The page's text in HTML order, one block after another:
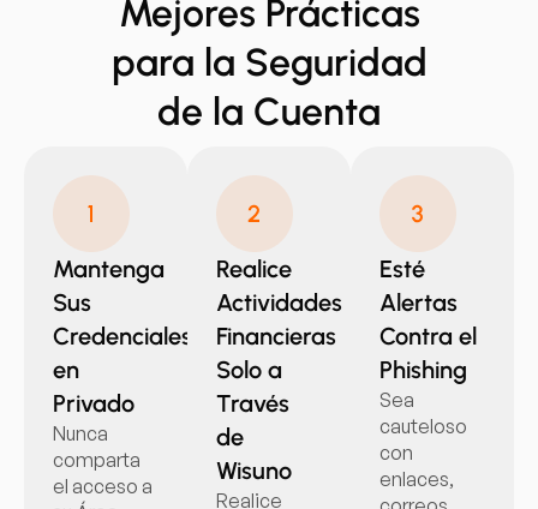
Mejores Prácticas
para la Seguridad
de la Cuenta
Mantenga
Sus
Credenciales
en
Privado
Nunca
comparta
el acceso a
Realice
Actividades
Financieras
Solo a
Través
de
Wisuno
Realice
Esté
Alertas
Contra el
Phishing
Sea
cauteloso
con
enlaces,